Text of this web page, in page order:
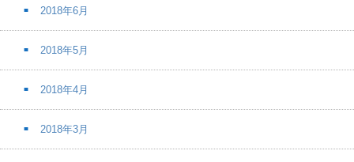
2018年6月
2018年5月
2018年4月
2018年3月